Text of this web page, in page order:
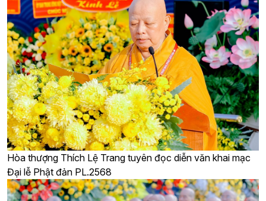
Hòa thượng Thích Lệ Trang tuyên đọc diễn văn khai mạc
Đại lễ Phật đản PL.2568